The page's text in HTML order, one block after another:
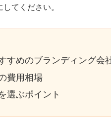
てください。
すめのブランディング会
費用相場
選ぶポイント